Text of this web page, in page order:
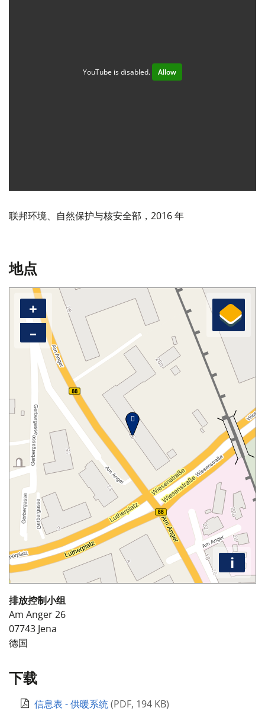
YouTube is disabled. Allow
联邦环境、自然保护与核安全部，2016 年
地点
+
–
i
排放控制小组
Am Anger 26
07743 Jena
德国
下载
信息表 - 供暖系统(PDF, 194 KB)